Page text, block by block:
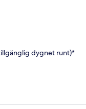
dygnet runt)*